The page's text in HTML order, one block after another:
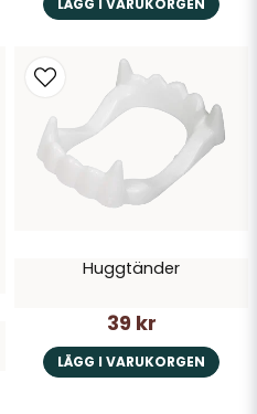
Huggtänder
39 kr
LÄGG I VARUKORGEN